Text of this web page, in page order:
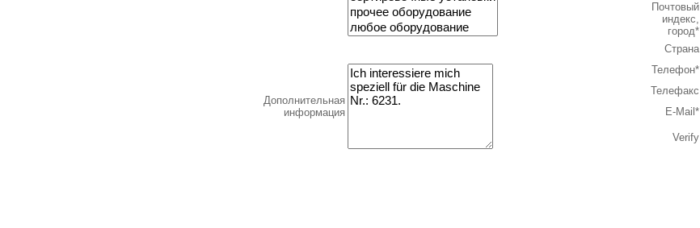
Почтовый
индекс,
город*
Страна
Дополнительная
информация
Teлефон*
Телефакс
E-Mail*
Verify